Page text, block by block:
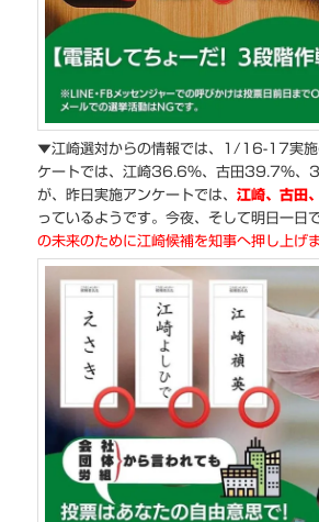
▼江崎選対からの情報では、1/16-17実
ケートでは、江崎36.6%、古田39.7％、
が、昨日実施アンケートでは、江崎、古田
っているようです。今夜、そして明日一日
の未来のために江崎候補を知事へ押し上げ